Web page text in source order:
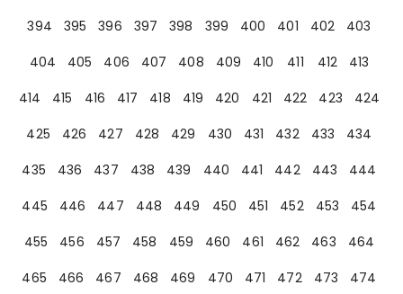
394
395 396 397 398 399 400 401 402
403
404
405 406 407 408 409 410 411 412
413
414
415 416 417 418 419 420 421 422 423
424
425
426 427 428 429 430 431 432 433
434
435
436 437 438 439 440 441 442 443
444
445
446 447 448 449 450 451 452 453
454
455
456 457 458 459 460 461 462 463
464
465
466 467 468 469 470 471 472 473
474